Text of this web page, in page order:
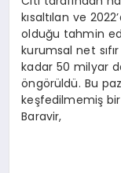
kısaltılan ve
olduğu tahmin
kurumsal net
kadar 50 milyar
öngörüldü. Bu
keşfedilmemiş
Baravir,